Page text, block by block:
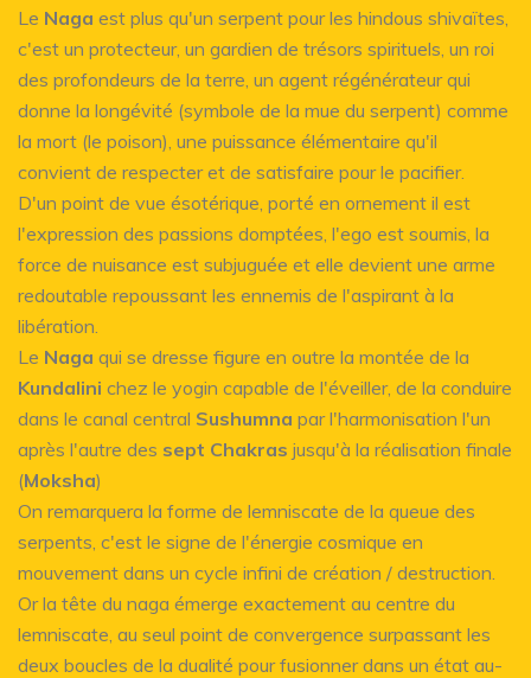
Le Naga est plus qu'un serpent pour les hindous shivaïtes,
c'est un protecteur, un gardien de trésors spirituels, un roi
des profondeurs de la terre, un agent régénérateur qui
donne la longévité (symbole de la mue du serpent) comme
la mort (le poison), une puissance élémentaire qu'il
convient de respecter et de satisfaire pour le pacifier.
D'un point de vue ésotérique, porté en ornement il est
l'expression des passions domptées, l'ego est soumis, la
force de nuisance est subjuguée et elle devient une arme
redoutable repoussant les ennemis de l'aspirant à la
libération.
Le Naga qui se dresse figure en outre la montée de la
Kundalini chez le yogin capable de l'éveiller, de la conduire
dans le canal central Sushumna par l'harmonisation l'un
après l'autre des sept Chakras jusqu'à la réalisation finale
(Moksha)
On remarquera la forme de lemniscate de la queue des
serpents, c'est le signe de l'énergie cosmique en
mouvement dans un cycle infini de création / destruction.
Or la tête du naga émerge exactement au centre du
lemniscate, au seul point de convergence surpassant les
deux boucles de la dualité pour fusionner dans un état au-